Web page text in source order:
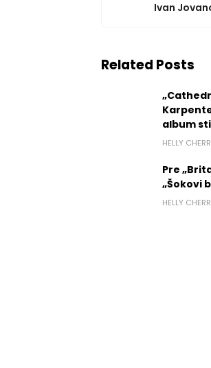
Ivan
Related Posts
album
HELLY
Pre
„Šokovi
HELLY